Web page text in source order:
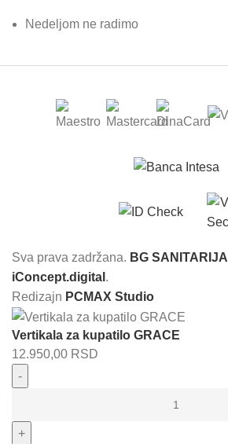
Nedeljom ne radimo
Sva prava zadržana. BG SANITARIJA
iConcept.digital .
Redizajn PCMAX Studio
Vertikala za kupatilo GRACE
12.950,00 RSD
kupatilo